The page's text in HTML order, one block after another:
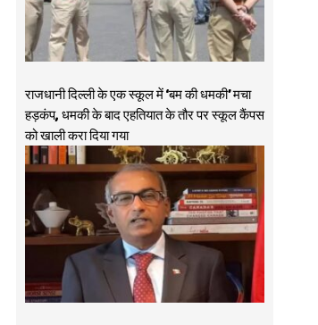
राजधानी दिल्ली के एक स्कूल में ‘बम की धमकी’ मचा
हड़कंप, धमकी के बाद एहतियात के तौर पर स्कूल कैंपस
को खाली करा दिया गया